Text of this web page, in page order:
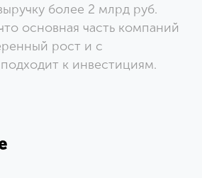
более 2 млрд руб.
основная часть компаний
рост и с
к инвестициям.